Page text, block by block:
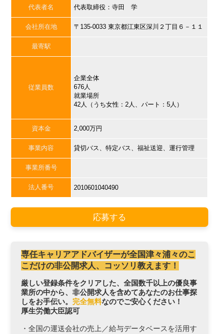
代表者名 代表取締役：寺田 学
会社所在地 〒135-0033 東京都江東区深川２丁目６－１１
最寄駅
従業員数
企業全体
676人
就業場所
42人（うち女性：2人、パート：5人）
資本金 2,000万円
事業内容 貸切バス、特定バス、福祉送迎、運行管理
事業所番号
法人番号 2010601040490
応募する
専任キャリアアドバイザーが全国津々浦々のこ
こだけの非公開求人、コッソリ教えます！
厳しい登録条件をクリアした、全国数千以上の優良事
業所の中から、非公開求人を含めてあなたのお仕事探
しをお手伝い。 完全無料なのでご安心ください！
厚生労働大臣認可
・全国の運送会社の売上／給与データベースを活用す